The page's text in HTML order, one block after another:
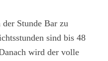
Stunde Bar zu
sind bis 48
wird der volle